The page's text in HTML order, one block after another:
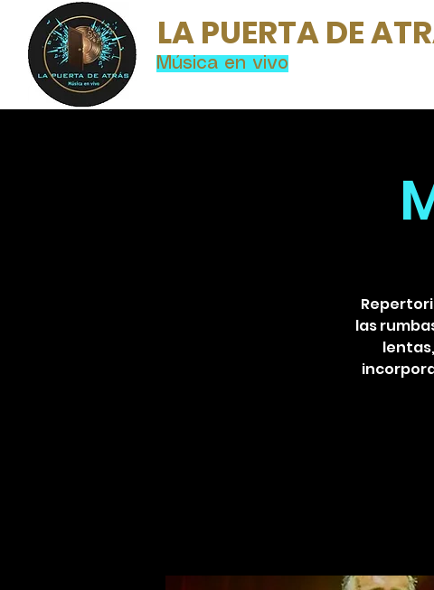
LA PUERTA DE
Música en vivo
las